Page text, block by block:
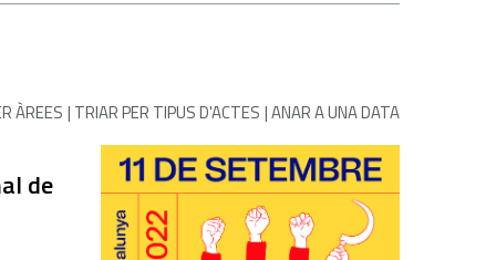
ÀREES TRIAR PER TIPUS D'ACTES ANAR A UNA DATA
de